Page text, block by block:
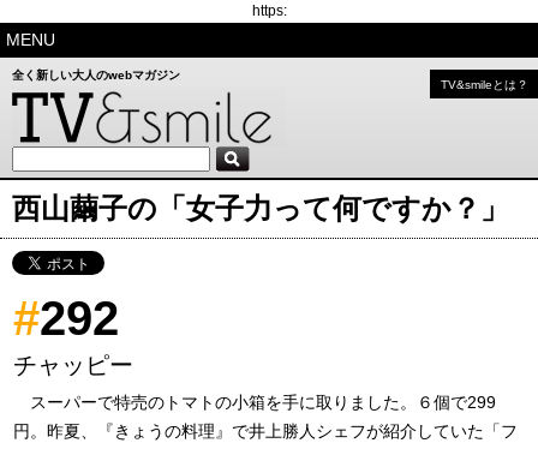
https:
MENU
全く新しい大人のwebマガジン
TV&smileとは？
西山繭子の「女子力って何ですか？」
#292
チャッピー
スーパーで特売のトマトの小箱を手に取りました。６個で299
円。昨夏、『きょうの料理』で井上勝人シェフが紹介していた「フ